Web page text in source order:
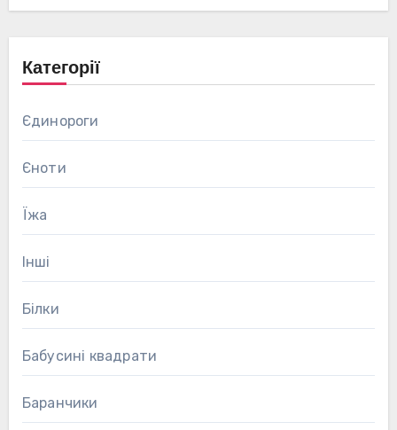
Категорії
Єдинороги
Єноти
Їжа
Інші
Білки
Бабусині квадрати
Баранчики